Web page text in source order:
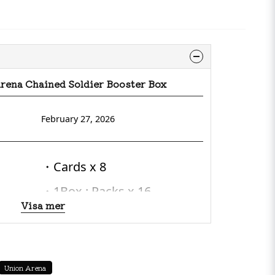
Chained Soldier Booster Box
February 27, 2026
・Cards x 8
・1Box : Packs x 16
・R (Rare) : 12 types
Visa mer
Union Arena